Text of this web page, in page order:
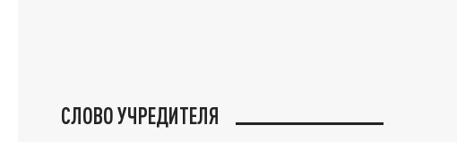
СЛОВО УЧРЕДИТЕЛЯ